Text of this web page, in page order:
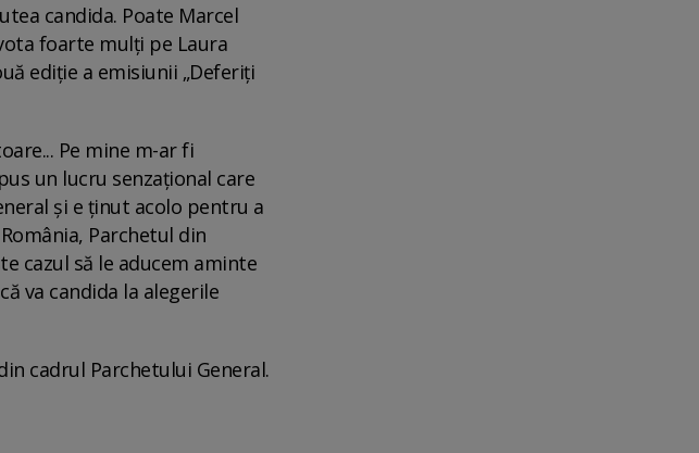
candida. Poate Marcel
foarte mulți pe Laura
ediție a emisiunii „Deferiți
Pe mine m-ar fi
un lucru senzațional care
și e ținut acolo pentru a
Parchetul din
cazul să le aducem aminte
va candida la alegerile
cadrul Parchetului General.